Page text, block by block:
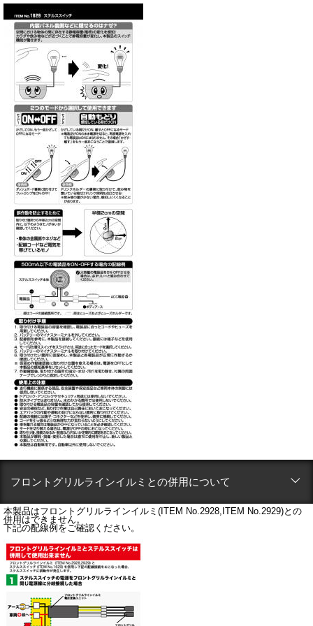
フロントグリルラインイルミとの併用について
本製品はフロントグリルラインイルミ(ITEM No.2928,ITEM No.2929)との
併用はできません。
下記の配線例をご確認ください。